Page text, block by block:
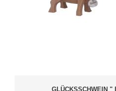
GLÜCKSSCHWEIN "